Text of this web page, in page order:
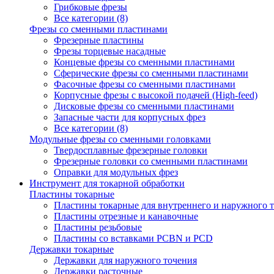
Грибковые фрезы
Все категории (8)
Фрезы со сменными пластинами
Фрезерные пластины
Фрезы торцевые насадные
Концевые фрезы со сменными пластинами
Сферические фрезы со сменными пластинами
Фасочные фрезы со сменными пластинами
Корпусные фрезы с высокой подачей (High-feed)
Дисковые фрезы со сменными пластинами
Запасные части для корпусных фрез
Все категории (8)
Модульные фрезы со сменными головками
Твердосплавные фрезерные головки
Фрезерные головки со сменными пластинами
Оправки для модульных фрез
Инструмент для токарной обработки
Пластины токарные
Пластины токарные для внутреннего и наружного
Пластины отрезные и канавочные
Пластины резьбовые
Пластины со вставками PCBN и PCD
Державки токарные
Державки для наружного точения
Державки расточные